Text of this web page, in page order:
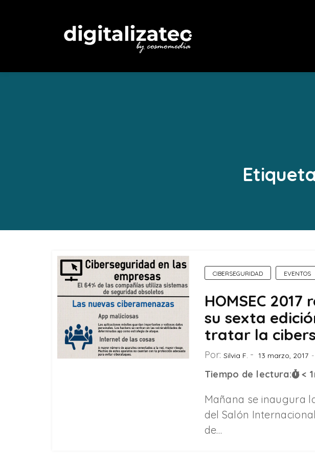
CIBERSEGURIDAD EVENTOS
HOMSEC 2017
su sexta
tratar la
Por: Silvia F. 13 marzo, 2017
Tiempo de lectura: < 1
Mañana se inaugura
del Salón
de…